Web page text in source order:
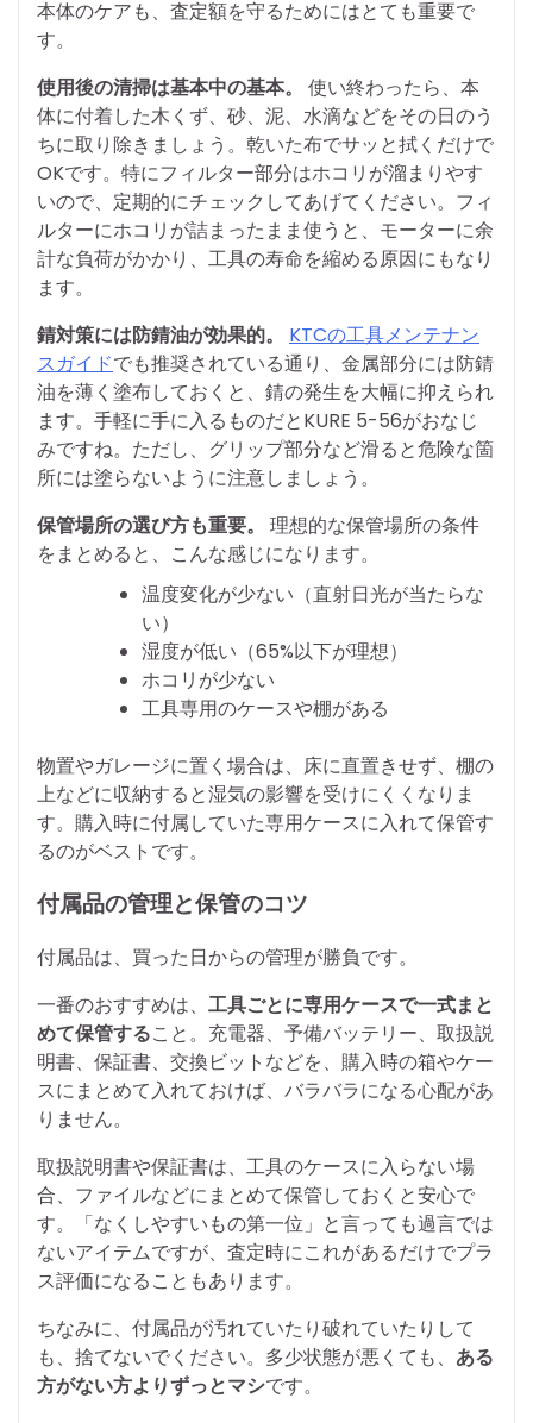
本体のケアも、査定額を守るためにはとても重要で
す。
使用後の清掃は基本中の基本。
使い終わったら、本
体に付着した木くず、砂、泥、水滴などをその日のう
ちに取り除きましょう。乾いた布でサッと拭くだけで
OKです。特にフィルター部分はホコリが溜まりやす
いので、定期的にチェックしてあげてください。フィ
ルターにホコリが詰まったまま使うと、モーターに余
計な負荷がかかり、工具の寿命を縮める原因にもなり
ます。
錆対策には防錆油が効果的。
KTCの工具メンテナン
スガイドでも推奨されている通り、金属部分には防錆
油を薄く塗布しておくと、錆の発生を大幅に抑えられ
ます。手軽に手に入るものだとKURE 5-56がおなじ
みですね。ただし、グリップ部分など滑ると危険な箇
所には塗らないように注意しましょう。
保管場所の選び方も重要。
理想的な保管場所の条件
をまとめると、こんな感じになります。
温度変化が少ない（直射日光が当たらな
い）
湿度が低い（65%以下が理想）
ホコリが少ない
工具専用のケースや棚がある
物置やガレージに置く場合は、床に直置きせず、棚の
上などに収納すると湿気の影響を受けにくくなりま
す。購入時に付属していた専用ケースに入れて保管す
るのがベストです。
付属品の管理と保管のコツ
付属品は、買った日からの管理が勝負です。
一番のおすすめは、 工具ごとに専用ケースで一式まと
めて保管すること。充電器、予備バッテリー、取扱説
明書、保証書、交換ビットなどを、購入時の箱やケー
スにまとめて入れておけば、バラバラになる心配があ
りません。
取扱説明書や保証書は、工具のケースに入らない場
合、ファイルなどにまとめて保管しておくと安心で
す。「なくしやすいもの第一位」と言っても過言では
ないアイテムですが、査定時にこれがあるだけでプラ
ス評価になることもあります。
ちなみに、付属品が汚れていたり破れていたりして
も、捨てないでください。多少状態が悪くても、 ある
方がない方よりずっとマシです。